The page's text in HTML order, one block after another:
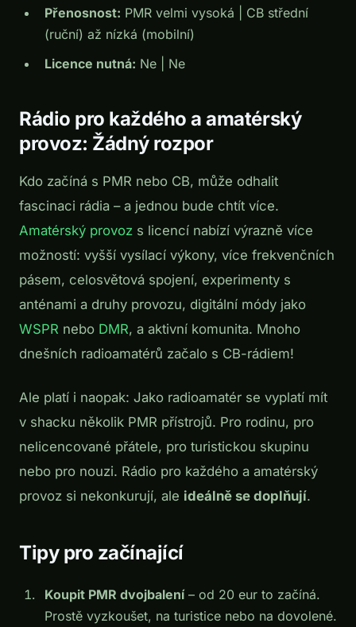
Přenosnost: PMR velmi vysoká | CB střední
(ruční) až nízká (mobilní)
Licence nutná: Ne | Ne
Rádio pro každého a amatérský
provoz: Žádný rozpor
Kdo začíná s PMR nebo CB, může odhalit
fascinaci rádia – a jednou bude chtít více.
Amatérský provoz s licencí nabízí výrazně více
možností: vyšší vysílací výkony, více frekvenčních
pásem, celosvětová spojení, experimenty s
anténami a druhy provozu, digitální módy jako
WSPR nebo DMR, a aktivní komunita. Mnoho
dnešních radioamatérů začalo s CB-rádiem!
Ale platí i naopak: Jako radioamatér se vyplatí mít
v shacku několik PMR přístrojů. Pro rodinu, pro
nelicencované přátele, pro turistickou skupinu
nebo pro nouzi. Rádio pro každého a amatérský
provoz si nekonkurují, ale ideálně se doplňují.
Tipy pro začínající
Koupit PMR dvojbalení – od 20 eur to začíná.
Prostě vyzkoušet, na turistice nebo na dovolené.